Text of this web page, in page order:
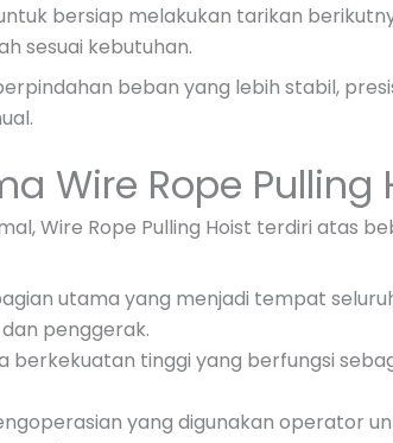
bersiap melakukan tarikan
sesuai kebutuhan.
beban yang lebih stabil,
Wire Rope Pulling
Wire Rope Pulling Hoist terdiri atas
utama yang menjadi tempat
penggerak.
berkekuatan tinggi yang berfungsi
yang digunakan operator